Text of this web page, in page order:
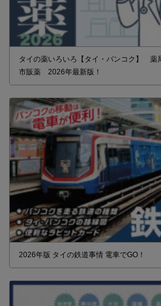
タイの薬いろいろ【タイ・バンコク】 薬
市販薬 2026年最新版！
2026年版 タイの鉄道事情 電車でGO！